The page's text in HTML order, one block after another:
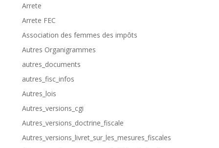
Arrete
Arrete FEC
Association des femmes des impôts
Autres Organigrammes
autres_documents
autres_fisc_infos
Autres_lois
Autres_versions_cgi
Autres_versions_doctrine_fiscale
Autres_versions_livret_sur_les_mesures_fiscales